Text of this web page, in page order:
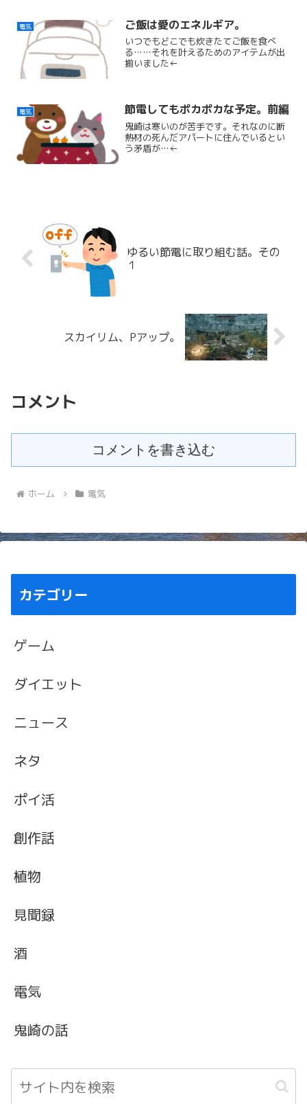
電気 ご飯は愛のエネルギア。
いつでもどこでも炊きたてご飯を食べ
る……それを叶えるためのアイテムが出
揃いました←
電気 節電してもポカポカな予定。前編
鬼崎は寒いのが苦手です。それなのに断
熱材の死んだアパートに住んでいるとい
う矛盾が…←
ゆるい節電に取り組む話。その
１
スカイリム、Pアップ。
コメント
コメントを書き込む
ホーム 電気
カテゴリー
ゲーム
ダイエット
ニュース
ネタ
ポイ活
創作話
植物
見聞録
酒
電気
鬼崎の話